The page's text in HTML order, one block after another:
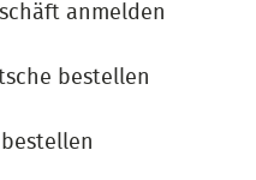
anmelden
bestellen